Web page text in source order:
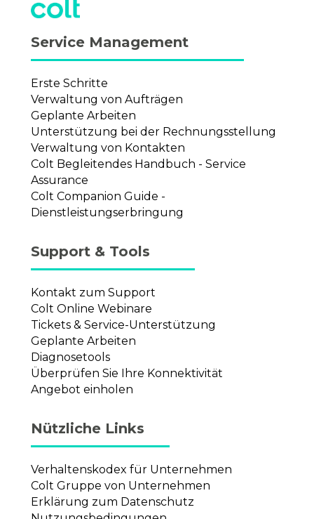
Service Management
Erste Schritte
Verwaltung von Aufträgen
Geplante Arbeiten
Unterstützung bei der Rechnungsstellung
Verwaltung von Kontakten
Colt Begleitendes Handbuch - Service
Assurance
Colt Companion Guide -
Dienstleistungserbringung
Support & Tools
Kontakt zum Support
Colt Online Webinare
Tickets & Service-Unterstützung
Geplante Arbeiten
Diagnosetools
Überprüfen Sie Ihre Konnektivität
Angebot einholen
Nützliche Links
Verhaltenskodex für Unternehmen
Colt Gruppe von Unternehmen
Erklärung zum Datenschutz